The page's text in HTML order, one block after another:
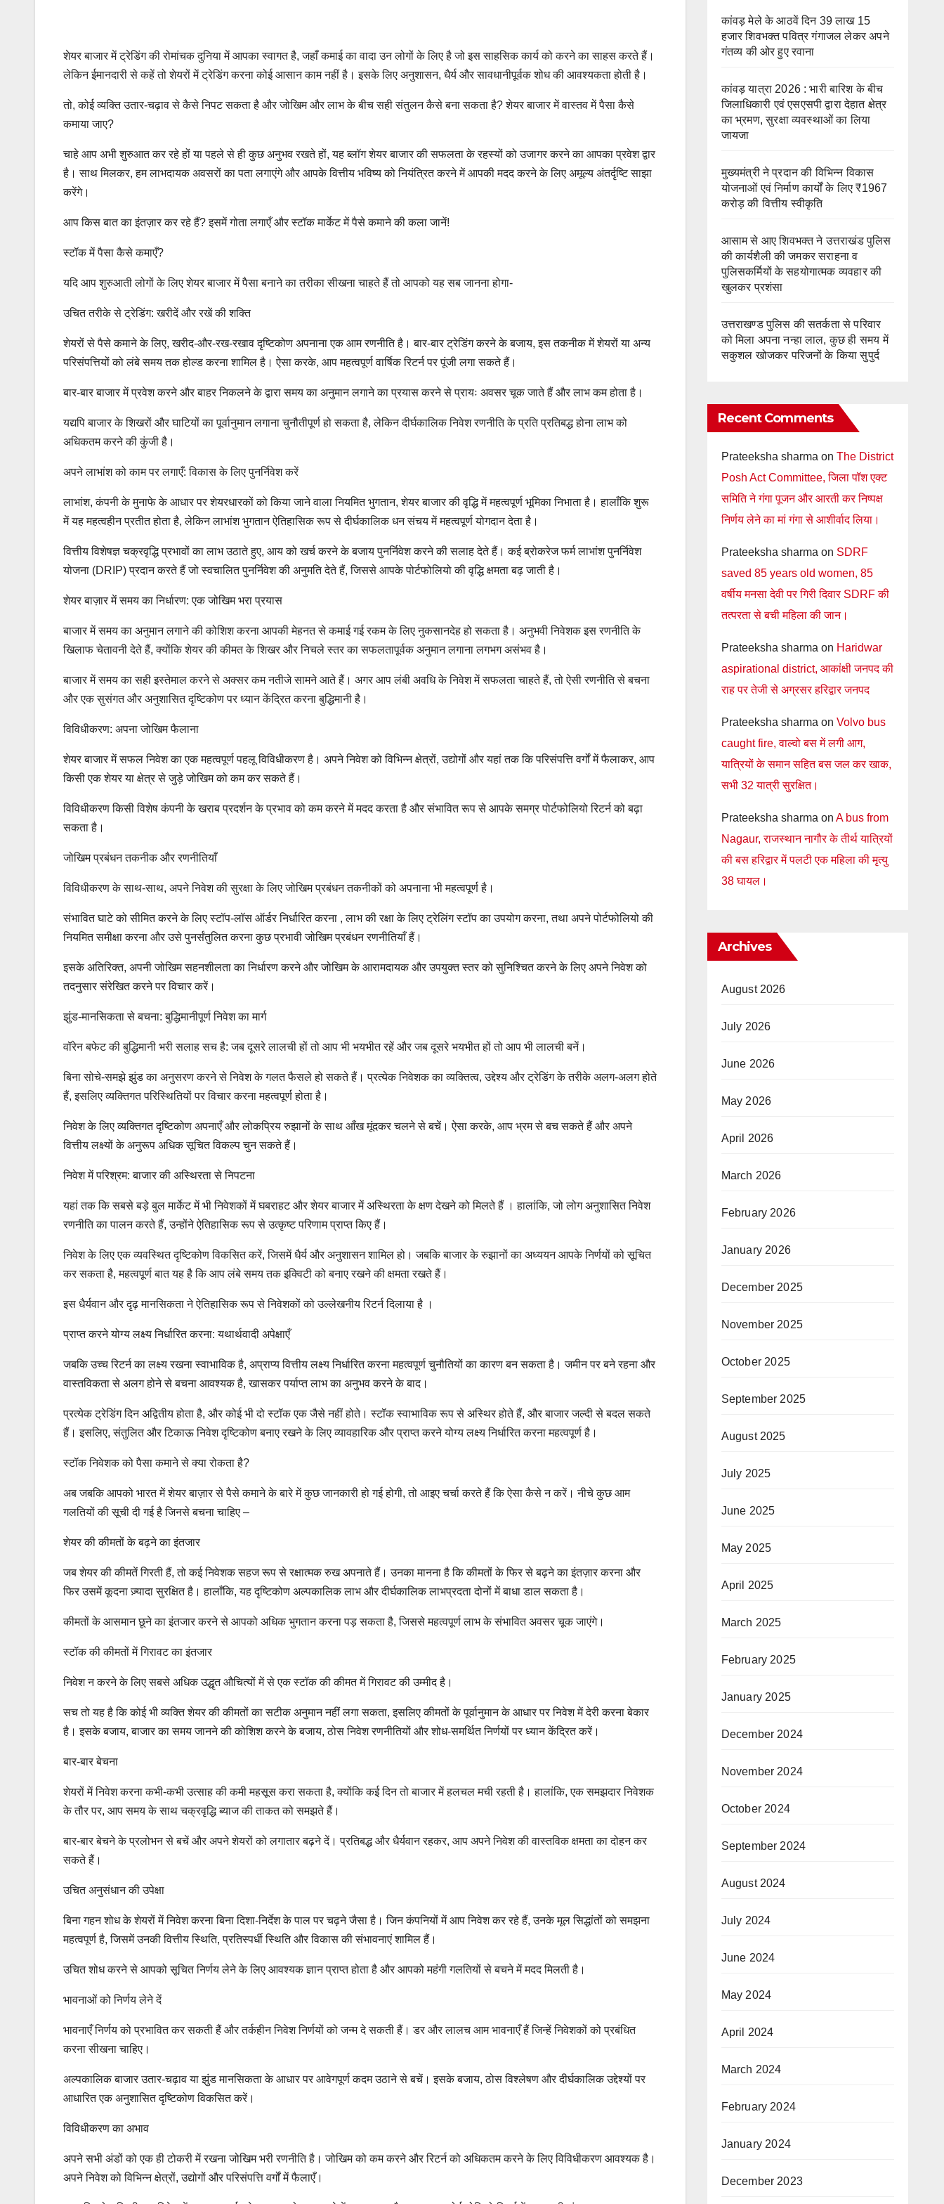
शेयर बाजार में ट्रेडिंग की रोमांचक दुनिया में आपका स्वागत है, जहाँ कमाई का वादा उन लोगों के लिए है जो इस साहसिक कार्य को करने का साहस करते हैं।
लेकिन ईमानदारी से कहें तो शेयरों में ट्रेडिंग करना कोई आसान काम नहीं है। इसके लिए अनुशासन, धैर्य और सावधानीपूर्वक शोध की आवश्यकता होती है।
तो, कोई व्यक्ति उतार-चढ़ाव से कैसे निपट सकता है और जोखिम और लाभ के बीच सही संतुलन कैसे बना सकता है? शेयर बाजार में वास्तव में पैसा कैसे
कमाया जाए?
चाहे आप अभी शुरुआत कर रहे हों या पहले से ही कुछ अनुभव रखते हों, यह ब्लॉग शेयर बाजार की सफलता के रहस्यों को उजागर करने का आपका प्रवेश द्वार
है। साथ मिलकर, हम लाभदायक अवसरों का पता लगाएंगे और आपके वित्तीय भविष्य को नियंत्रित करने में आपकी मदद करने के लिए अमूल्य अंतर्दृष्टि साझा
करेंगे।
आप किस बात का इंतज़ार कर रहे हैं? इसमें गोता लगाएँ और स्टॉक मार्केट में पैसे कमाने की कला जानें!
स्टॉक में पैसा कैसे कमाएँ?
यदि आप शुरुआती लोगों के लिए शेयर बाजार में पैसा बनाने का तरीका सीखना चाहते हैं तो आपको यह सब जानना होगा-
उचित तरीके से ट्रेडिंग: खरीदें और रखें की शक्ति
शेयरों से पैसे कमाने के लिए, खरीद-और-रख-रखाव दृष्टिकोण अपनाना एक आम रणनीति है। बार-बार ट्रेडिंग करने के बजाय, इस तकनीक में शेयरों या अन्य
परिसंपत्तियों को लंबे समय तक होल्ड करना शामिल है। ऐसा करके, आप महत्वपूर्ण वार्षिक रिटर्न पर पूंजी लगा सकते हैं।
बार-बार बाजार में प्रवेश करने और बाहर निकलने के द्वारा समय का अनुमान लगाने का प्रयास करने से प्रायः अवसर चूक जाते हैं और लाभ कम होता है।
यद्यपि बाजार के शिखरों और घाटियों का पूर्वानुमान लगाना चुनौतीपूर्ण हो सकता है, लेकिन दीर्घकालिक निवेश रणनीति के प्रति प्रतिबद्ध होना लाभ को
अधिकतम करने की कुंजी है।
अपने लाभांश को काम पर लगाएँ: विकास के लिए पुनर्निवेश करें
लाभांश, कंपनी के मुनाफे के आधार पर शेयरधारकों को किया जाने वाला नियमित भुगतान, शेयर बाजार की वृद्धि में महत्वपूर्ण भूमिका निभाता है। हालाँकि शुरू
में यह महत्वहीन प्रतीत होता है, लेकिन लाभांश भुगतान ऐतिहासिक रूप से दीर्घकालिक धन संचय में महत्वपूर्ण योगदान देता है।
वित्तीय विशेषज्ञ चक्रवृद्धि प्रभावों का लाभ उठाते हुए, आय को खर्च करने के बजाय पुनर्निवेश करने की सलाह देते हैं। कई ब्रोकरेज फर्म लाभांश पुनर्निवेश
योजना (DRIP) प्रदान करते हैं जो स्वचालित पुनर्निवेश की अनुमति देते हैं, जिससे आपके पोर्टफोलियो की वृद्धि क्षमता बढ़ जाती है।
शेयर बाज़ार में समय का निर्धारण: एक जोखिम भरा प्रयास
बाजार में समय का अनुमान लगाने की कोशिश करना आपकी मेहनत से कमाई गई रकम के लिए नुकसानदेह हो सकता है। अनुभवी निवेशक इस रणनीति के
खिलाफ चेतावनी देते हैं, क्योंकि शेयर की कीमत के शिखर और निचले स्तर का सफलतापूर्वक अनुमान लगाना लगभग असंभव है।
बाजार में समय का सही इस्तेमाल करने से अक्सर कम नतीजे सामने आते हैं। अगर आप लंबी अवधि के निवेश में सफलता चाहते हैं, तो ऐसी रणनीति से बचना
और एक सुसंगत और अनुशासित दृष्टिकोण पर ध्यान केंद्रित करना बुद्धिमानी है।
विविधीकरण: अपना जोखिम फैलाना
शेयर बाजार में सफल निवेश का एक महत्वपूर्ण पहलू विविधीकरण है। अपने निवेश को विभिन्न क्षेत्रों, उद्योगों और यहां तक कि परिसंपत्ति वर्गों में फैलाकर, आप
किसी एक शेयर या क्षेत्र से जुड़े जोखिम को कम कर सकते हैं।
विविधीकरण किसी विशेष कंपनी के खराब प्रदर्शन के प्रभाव को कम करने में मदद करता है और संभावित रूप से आपके समग्र पोर्टफोलियो रिटर्न को बढ़ा
सकता है।
जोखिम प्रबंधन तकनीक और रणनीतियाँ
विविधीकरण के साथ-साथ, अपने निवेश की सुरक्षा के लिए जोखिम प्रबंधन तकनीकों को अपनाना भी महत्वपूर्ण है।
संभावित घाटे को सीमित करने के लिए स्टॉप-लॉस ऑर्डर निर्धारित करना , लाभ की रक्षा के लिए ट्रेलिंग स्टॉप का उपयोग करना, तथा अपने पोर्टफोलियो की
नियमित समीक्षा करना और उसे पुनर्संतुलित करना कुछ प्रभावी जोखिम प्रबंधन रणनीतियाँ हैं।
इसके अतिरिक्त, अपनी जोखिम सहनशीलता का निर्धारण करने और जोखिम के आरामदायक और उपयुक्त स्तर को सुनिश्चित करने के लिए अपने निवेश को
तदनुसार संरेखित करने पर विचार करें।
झुंड-मानसिकता से बचना: बुद्धिमानीपूर्ण निवेश का मार्ग
वॉरेन बफेट की बुद्धिमानी भरी सलाह सच है: जब दूसरे लालची हों तो आप भी भयभीत रहें और जब दूसरे भयभीत हों तो आप भी लालची बनें।
बिना सोचे-समझे झुंड का अनुसरण करने से निवेश के गलत फैसले हो सकते हैं। प्रत्येक निवेशक का व्यक्तित्व, उद्देश्य और ट्रेडिंग के तरीके अलग-अलग होते
हैं, इसलिए व्यक्तिगत परिस्थितियों पर विचार करना महत्वपूर्ण होता है।
निवेश के लिए व्यक्तिगत दृष्टिकोण अपनाएँ और लोकप्रिय रुझानों के साथ आँख मूंदकर चलने से बचें। ऐसा करके, आप भ्रम से बच सकते हैं और अपने
वित्तीय लक्ष्यों के अनुरूप अधिक सूचित विकल्प चुन सकते हैं।
निवेश में परिश्रम: बाजार की अस्थिरता से निपटना
यहां तक कि सबसे बड़े बुल मार्केट में भी निवेशकों में घबराहट और शेयर बाजार में अस्थिरता के क्षण देखने को मिलते हैं । हालांकि, जो लोग अनुशासित निवेश
रणनीति का पालन करते हैं, उन्होंने ऐतिहासिक रूप से उत्कृष्ट परिणाम प्राप्त किए हैं।
निवेश के लिए एक व्यवस्थित दृष्टिकोण विकसित करें, जिसमें धैर्य और अनुशासन शामिल हो। जबकि बाजार के रुझानों का अध्ययन आपके निर्णयों को सूचित
कर सकता है, महत्वपूर्ण बात यह है कि आप लंबे समय तक इक्विटी को बनाए रखने की क्षमता रखते हैं।
इस धैर्यवान और दृढ़ मानसिकता ने ऐतिहासिक रूप से निवेशकों को उल्लेखनीय रिटर्न दिलाया है ।
प्राप्त करने योग्य लक्ष्य निर्धारित करना: यथार्थवादी अपेक्षाएँ
जबकि उच्च रिटर्न का लक्ष्य रखना स्वाभाविक है, अप्राप्य वित्तीय लक्ष्य निर्धारित करना महत्वपूर्ण चुनौतियों का कारण बन सकता है। जमीन पर बने रहना और
वास्तविकता से अलग होने से बचना आवश्यक है, खासकर पर्याप्त लाभ का अनुभव करने के बाद।
प्रत्येक ट्रेडिंग दिन अद्वितीय होता है, और कोई भी दो स्टॉक एक जैसे नहीं होते। स्टॉक स्वाभाविक रूप से अस्थिर होते हैं, और बाजार जल्दी से बदल सकते
हैं। इसलिए, संतुलित और टिकाऊ निवेश दृष्टिकोण बनाए रखने के लिए व्यावहारिक और प्राप्त करने योग्य लक्ष्य निर्धारित करना महत्वपूर्ण है।
स्टॉक निवेशक को पैसा कमाने से क्या रोकता है?
अब जबकि आपको भारत में शेयर बाज़ार से पैसे कमाने के बारे में कुछ जानकारी हो गई होगी, तो आइए चर्चा करते हैं कि ऐसा कैसे न करें। नीचे कुछ आम
गलतियों की सूची दी गई है जिनसे बचना चाहिए –
शेयर की कीमतों के बढ़ने का इंतजार
जब शेयर की कीमतें गिरती हैं, तो कई निवेशक सहज रूप से रक्षात्मक रुख अपनाते हैं। उनका मानना है कि कीमतों के फिर से बढ़ने का इंतज़ार करना और
फिर उसमें कूदना ज़्यादा सुरक्षित है। हालाँकि, यह दृष्टिकोण अल्पकालिक लाभ और दीर्घकालिक लाभप्रदता दोनों में बाधा डाल सकता है।
कीमतों के आसमान छूने का इंतजार करने से आपको अधिक भुगतान करना पड़ सकता है, जिससे महत्वपूर्ण लाभ के संभावित अवसर चूक जाएंगे।
स्टॉक की कीमतों में गिरावट का इंतजार
निवेश न करने के लिए सबसे अधिक उद्धृत औचित्यों में से एक स्टॉक की कीमत में गिरावट की उम्मीद है।
सच तो यह है कि कोई भी व्यक्ति शेयर की कीमतों का सटीक अनुमान नहीं लगा सकता, इसलिए कीमतों के पूर्वानुमान के आधार पर निवेश में देरी करना बेकार
है। इसके बजाय, बाजार का समय जानने की कोशिश करने के बजाय, ठोस निवेश रणनीतियों और शोध-समर्थित निर्णयों पर ध्यान केंद्रित करें।
बार-बार बेचना
शेयरों में निवेश करना कभी-कभी उत्साह की कमी महसूस करा सकता है, क्योंकि कई दिन तो बाजार में हलचल मची रहती है। हालांकि, एक समझदार निवेशक
के तौर पर, आप समय के साथ चक्रवृद्धि ब्याज की ताकत को समझते हैं।
बार-बार बेचने के प्रलोभन से बचें और अपने शेयरों को लगातार बढ़ने दें। प्रतिबद्ध और धैर्यवान रहकर, आप अपने निवेश की वास्तविक क्षमता का दोहन कर
सकते हैं।
उचित अनुसंधान की उपेक्षा
बिना गहन शोध के शेयरों में निवेश करना बिना दिशा-निर्देश के पाल पर चढ़ने जैसा है। जिन कंपनियों में आप निवेश कर रहे हैं, उनके मूल सिद्धांतों को समझना
महत्वपूर्ण है, जिसमें उनकी वित्तीय स्थिति, प्रतिस्पर्धी स्थिति और विकास की संभावनाएं शामिल हैं।
उचित शोध करने से आपको सूचित निर्णय लेने के लिए आवश्यक ज्ञान प्राप्त होता है और आपको महंगी गलतियों से बचने में मदद मिलती है।
भावनाओं को निर्णय लेने दें
भावनाएँ निर्णय को प्रभावित कर सकती हैं और तर्कहीन निवेश निर्णयों को जन्म दे सकती हैं। डर और लालच आम भावनाएँ हैं जिन्हें निवेशकों को प्रबंधित
करना सीखना चाहिए।
अल्पकालिक बाजार उतार-चढ़ाव या झुंड मानसिकता के आधार पर आवेगपूर्ण कदम उठाने से बचें। इसके बजाय, ठोस विश्लेषण और दीर्घकालिक उद्देश्यों पर
आधारित एक अनुशासित दृष्टिकोण विकसित करें।
विविधीकरण का अभाव
अपने सभी अंडों को एक ही टोकरी में रखना जोखिम भरी रणनीति है। जोखिम को कम करने और रिटर्न को अधिकतम करने के लिए विविधीकरण आवश्यक है।
अपने निवेश को विभिन्न क्षेत्रों, उद्योगों और परिसंपत्ति वर्गों में फैलाएँ।
कांवड़ मेले के आठवें दिन 39 लाख 15
हजार शिवभक्त पवित्र गंगाजल लेकर अपने
गंतव्य की ओर हुए रवाना
कांवड़ यात्रा 2026 : भारी बारिश के बीच
जिलाधिकारी एवं एसएसपी द्वारा देहात क्षेत्र
का भ्रमण, सुरक्षा व्यवस्थाओं का लिया
जायजा
मुख्यमंत्री ने प्रदान की विभिन्न विकास
योजनाओं एवं निर्माण कार्यों के लिए ₹1967
करोड़ की वित्तीय स्वीकृति
आसाम से आए शिवभक्त ने उत्तराखंड पुलिस
की कार्यशैली की जमकर सराहना व
पुलिसकर्मियों के सहयोगात्मक व्यवहार की
खुलकर प्रशंसा
उत्तराखण्ड पुलिस की सतर्कता से परिवार
को मिला अपना नन्हा लाल, कुछ ही समय में
सकुशल खोजकर परिजनों के किया सुपुर्द
Recent Comments
Prateeksha sharma on The District
Posh Act Committee, जिला पॉश एक्ट
समिति ने गंगा पूजन और आरती कर निष्पक्ष
निर्णय लेने का मां गंगा से आशीर्वाद लिया।
Prateeksha sharma on SDRF
saved 85 years old women, 85
वर्षीय मनसा देवी पर गिरी दिवार SDRF की
तत्परता से बची महिला की जान।
Prateeksha sharma on Haridwar
aspirational district, आकांक्षी जनपद की
राह पर तेजी से अग्रसर हरिद्वार जनपद
Prateeksha sharma on Volvo bus
caught fire, वाल्वो बस में लगी आग,
यात्रियों के समान सहित बस जल कर खाक,
सभी 32 यात्री सुरक्षित।
Prateeksha sharma on A bus from
Nagaur, राजस्थान नागौर के तीर्थ यात्रियों
की बस हरिद्वार में पलटी एक महिला की मृत्यु
38 घायल।
Archives
August 2026
July 2026
June 2026
May 2026
April 2026
March 2026
February 2026
January 2026
December 2025
November 2025
October 2025
September 2025
August 2025
July 2025
June 2025
May 2025
April 2025
March 2025
February 2025
January 2025
December 2024
November 2024
October 2024
September 2024
August 2024
July 2024
June 2024
May 2024
April 2024
March 2024
February 2024
January 2024
December 2023